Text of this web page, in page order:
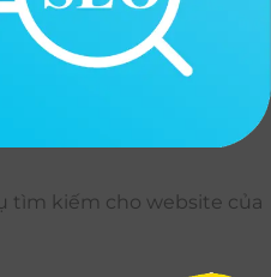
tìm kiếm cho website của